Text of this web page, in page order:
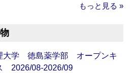
もっと見る »
大学 徳島薬学部 オープンキ
2026/08-2026/09